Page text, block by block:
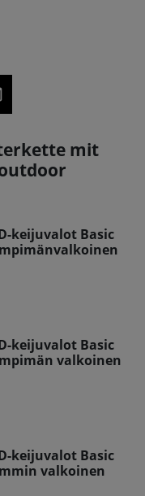
mit
keijuvalot Basic
keijuvalot Basic
valkoinen
keijuvalot Basic
valkoinen